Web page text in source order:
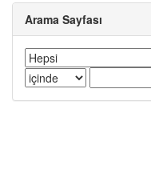
Arama Sayfası